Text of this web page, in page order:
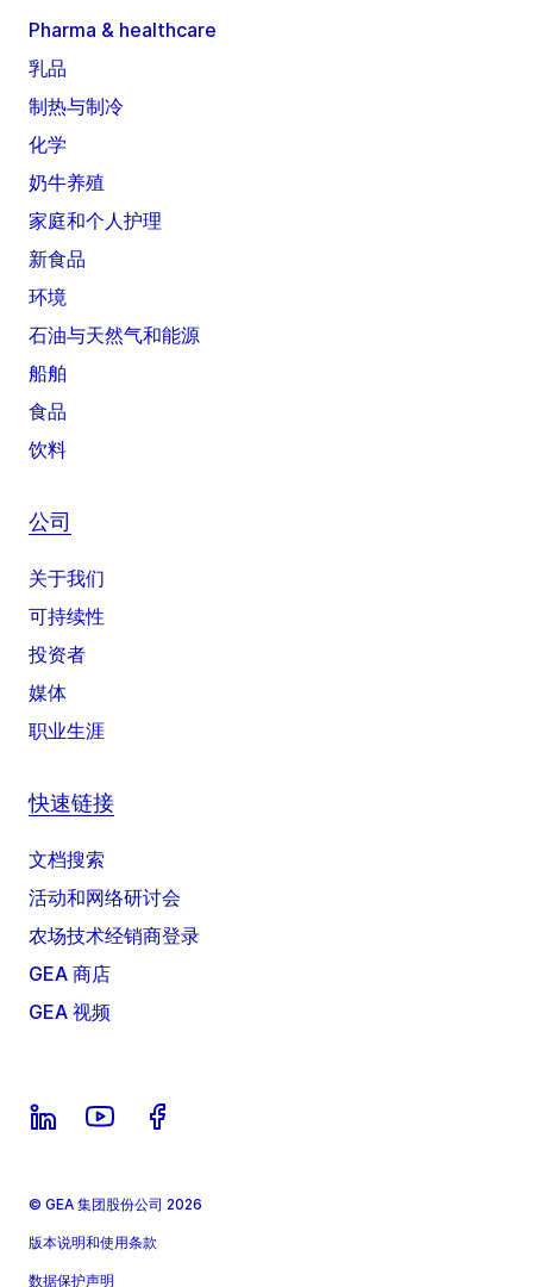
Pharma & healthcare
乳品
制热与制冷
化学
奶牛养殖
家庭和个人护理
新食品
环境
石油与天然气和能源
船舶
食品
饮料
公司
关于我们
可持续性
投资者
媒体
职业生涯
快速链接
文档搜索
活动和网络研讨会
农场技术经销商登录
GEA 商店
GEA 视频
© GEA 集团股份公司 2026
版本说明和使用条款
数据保护声明